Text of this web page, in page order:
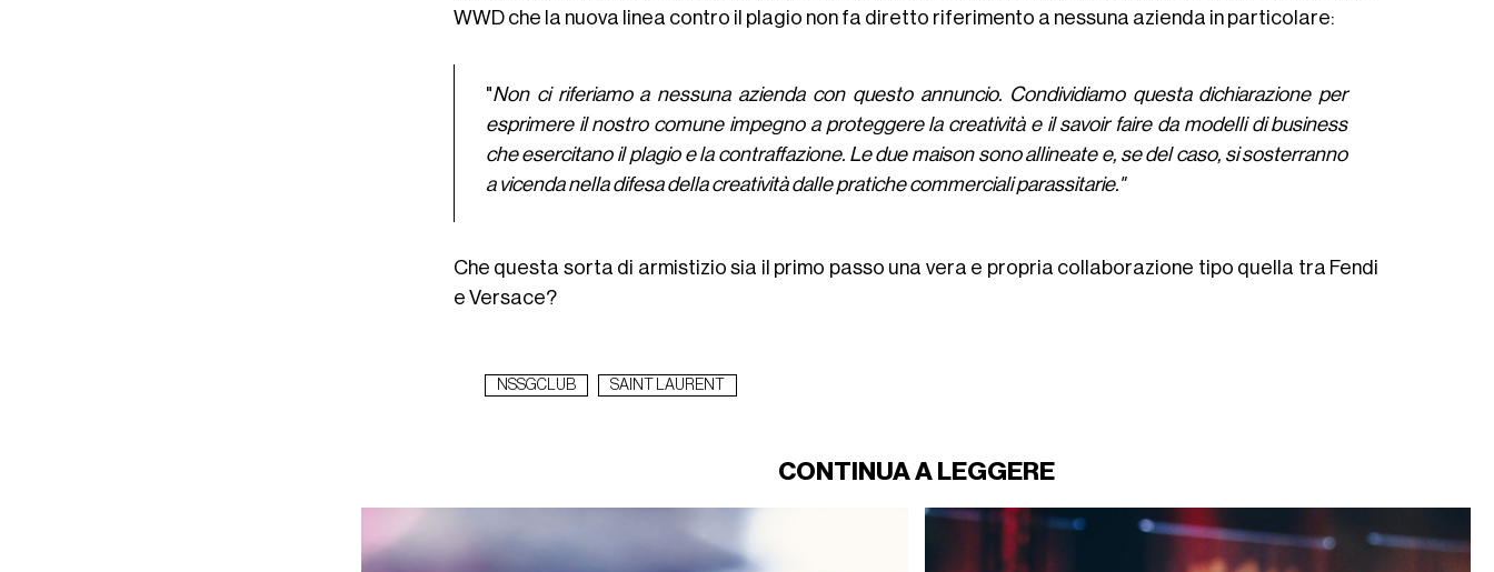
WWD che la nuova linea contro il plagio non fa diretto riferimento a nessuna azienda in particolare:
"Non ci riferiamo a nessuna azienda con questo annuncio. Condividiamo questa dichiarazione per
esprimere il nostro comune impegno a proteggere la creatività e il savoir faire da modelli di business
che esercitano il plagio e la contraffazione. Le due maison sono allineate e, se del caso, si sosterranno
a vicenda nella difesa della creatività dalle pratiche commerciali parassitarie."
Che questa sorta di armistizio sia il primo passo una vera e propria collaborazione tipo quella tra Fendi
e Versace?
NSSGCLUB SAINT LAURENT
CONTINUA A LEGGERE